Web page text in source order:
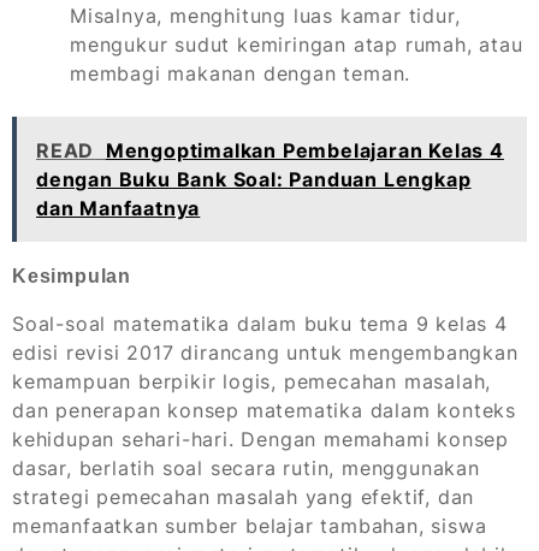
Misalnya, menghitung luas kamar tidur,
mengukur sudut kemiringan atap rumah, atau
membagi makanan dengan teman.
READ
Mengoptimalkan Pembelajaran Kelas 4
dengan Buku Bank Soal: Panduan Lengkap
dan Manfaatnya
Kesimpulan
Soal-soal matematika dalam buku tema 9 kelas 4
edisi revisi 2017 dirancang untuk mengembangkan
kemampuan berpikir logis, pemecahan masalah,
dan penerapan konsep matematika dalam konteks
kehidupan sehari-hari. Dengan memahami konsep
dasar, berlatih soal secara rutin, menggunakan
strategi pemecahan masalah yang efektif, dan
memanfaatkan sumber belajar tambahan, siswa